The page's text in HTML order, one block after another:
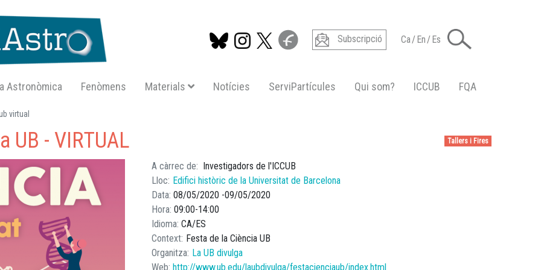
Subscripció Ca/En/Es
Astronòmica Fenòmens Materials Notícies ServiPartícules Qui som? ICCUB FQA
virtual
Tallers i Fires
UB - VIRTUAL
A càrrec de
Investigadors de l'ICCUB
Lloc
Edifici històric de la Universitat de Barcelona
Data 08/05/2020 09/05/2020
Hora 09:00 14:00
Idioma CA ES
Context Festa de la Ciència UB
Organitza La UB divulga
Web http://www.ub.edu/laubdivulga/festacienciaub/index.html